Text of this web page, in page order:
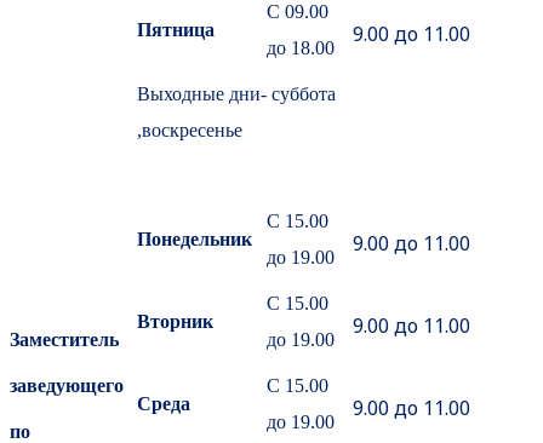
Пятница
С 09.00
до 18.00
9.00 до 11.00
Выходные дни- суббота
,воскресенье
Заместитель
заведующего
по
Понедельник
С 15.00
до 19.00
9.00 до 11.00
Вторник
С 15.00
до 19.00
9.00 до 11.00
Среда
С 15.00
до 19.00
9.00 до 11.00